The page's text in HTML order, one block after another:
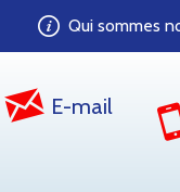
Qui sommes
E-mail